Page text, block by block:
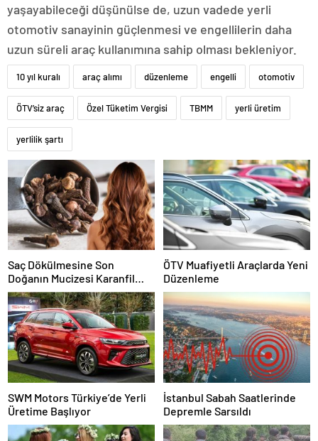
yaşayabileceği düşünülse de, uzun vadede yerli
otomotiv sanayinin güçlenmesi ve engellilerin daha
uzun süreli araç kullanımına sahip olması bekleniyor.
10 yıl kuralı araç alımı düzenleme engelli otomotiv
ÖTV’siz araç Özel Tüketim Vergisi TBMM yerli üretim
yerlilik şartı
Saç Dökülmesine Son
Doğanın Mucizesi Karanfil
Kürü
ÖTV Muafiyetli Araçlarda Yeni
Düzenleme
SWM Motors Türkiye’de Yerli
Üretime Başlıyor
İstanbul Sabah Saatlerinde
Depremle Sarsıldı